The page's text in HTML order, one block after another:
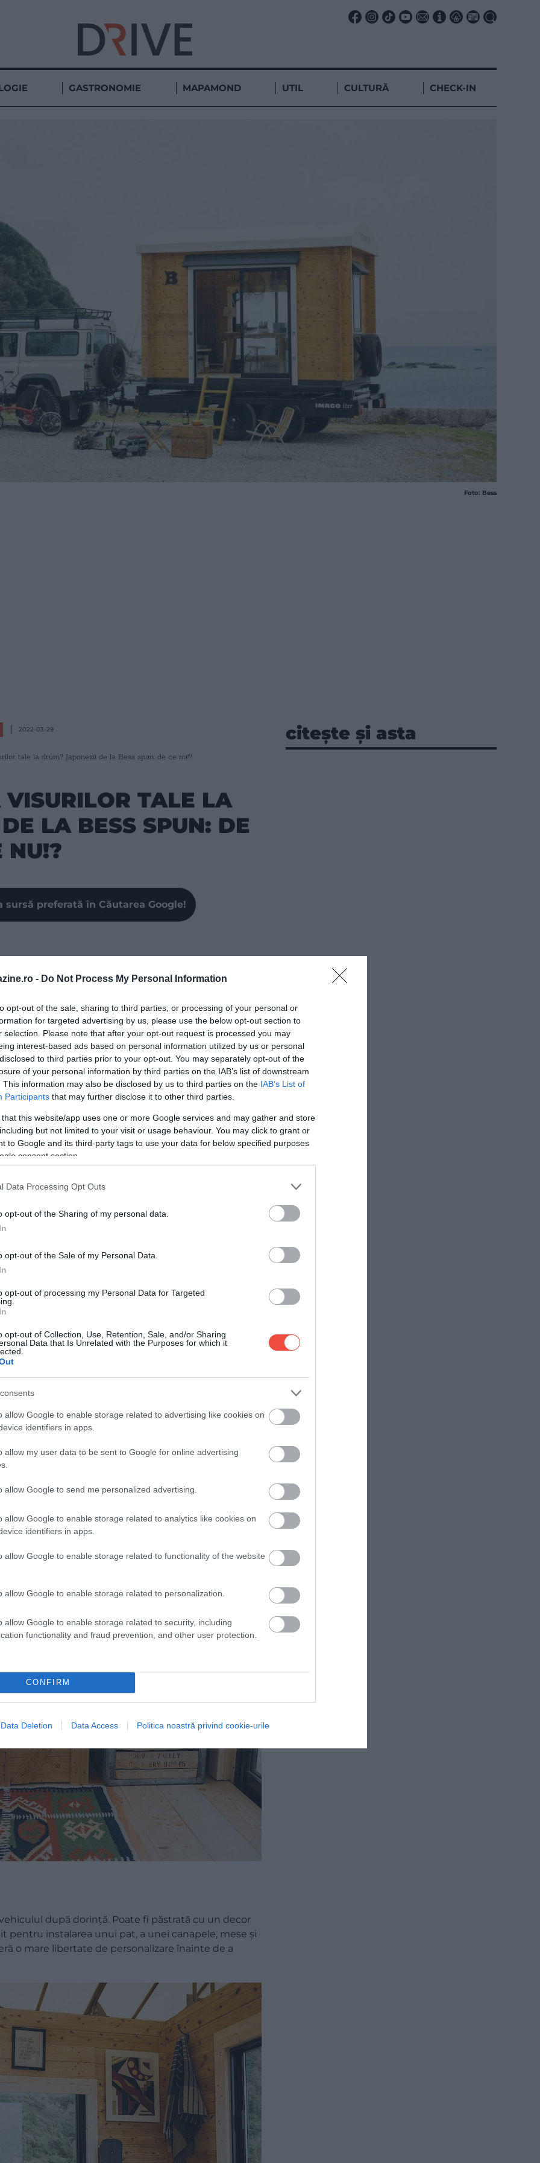
- Do Not Process My Personal Information
opt-out of the sale, sharing to third parties, or processing of your personal or
for targeted advertising by us, please use the below opt-out section to
selection. Please note that after your opt-out request is processed you may
interest-based ads based on personal information utilized by us or personal
to third parties prior to your opt-out. You may separately opt-out of the
of your personal information by third parties on the IAB’s list of downstream
This information may also be disclosed by us to third parties on the IAB’s List of
Participants that may further disclose it to other third parties.
that this website/app uses one or more Google services and may gather and store
but not limited to your visit or usage behaviour. You may click to grant or
to Google and its third-party tags to use your data for below specified purposes
consent section.
Data Processing Opt Outs
opt-out of the Sharing of my personal data.
opt-out of the Sale of my Personal Data.
opt-out of processing my Personal Data for Targeted
opt-out of Collection, Use, Retention, Sale, and/or Sharing
Data that Is Unrelated with the Purposes for which it
allow Google to enable storage related to advertising like cookies on
identifiers in apps.
allow my user data to be sent to Google for online advertising
allow Google to send me personalized advertising.
allow Google to enable storage related to analytics like cookies on
identifiers in apps.
allow Google to enable storage related to functionality of the website
allow Google to enable storage related to personalization.
allow Google to enable storage related to security, including
functionality and fraud prevention, and other user protection.
CONFIRM
Data Deletion Data Access Politica noastră privind cookie-urile
GASTRONOMIE MAPAMOND UTIL CULTURĂ CHECK-IN
Foto: Bess
2022-03-29
tale la drum? Japonezii de la Bess spun: de ce nu!?
TALE LA
LA BESS SPUN: DE
NU!?
sursă preferată în Căutarea Google!
aspectul caselor mici prietenoase, foarte
a trecut la un nou nivel, construind o mini-cabană
În Japonia, țară în care sunt apreciate
casele sale din lemn, deși Imago este primul
cabană portabilă, cu un preț de bază în jur de
mm grosime și vine cu acoperiș din cedru sau
pereți, dar fiecare echipat cu propriul geam,
drept ușă a structurii. Imago Iter vine fără
ar fi o chicinetă sau o toaletă. În timp ce unii ar
o oportunitate de a transforma Imago Iter în rulota
după dorință. Poate fi păstrată cu un decor
pentru instalarea unui pat, a unei canapele, mese și
o mare libertate de personalizare înainte de a
citește și asta